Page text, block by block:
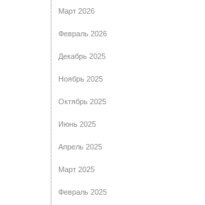
Март 2026
Февраль 2026
Декабрь 2025
Ноябрь 2025
Октябрь 2025
Июнь 2025
Апрель 2025
Март 2025
Февраль 2025